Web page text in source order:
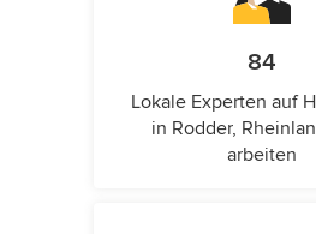
84
Lokale Experten auf
in Rodder,
arbeiten